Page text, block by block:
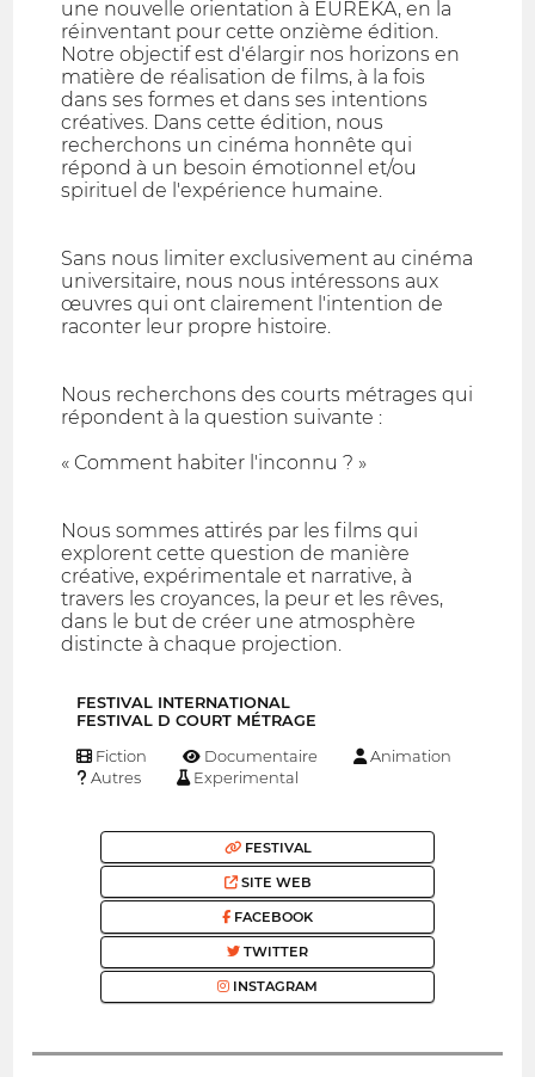
une nouvelle orientation à EUREKA, en la
réinventant pour cette onzième édition.
Notre objectif est d'élargir nos horizons en
matière de réalisation de films, à la fois
dans ses formes et dans ses intentions
créatives. Dans cette édition, nous
recherchons un cinéma honnête qui
répond à un besoin émotionnel et/ou
spirituel de l'expérience humaine.
Sans nous limiter exclusivement au cinéma
universitaire, nous nous intéressons aux
œuvres qui ont clairement l'intention de
raconter leur propre histoire.
Nous recherchons des courts métrages qui
répondent à la question suivante :
« Comment habiter l'inconnu ? »
Nous sommes attirés par les films qui
explorent cette question de manière
créative, expérimentale et narrative, à
travers les croyances, la peur et les rêves,
dans le but de créer une atmosphère
distincte à chaque projection.
FESTIVAL INTERNATIONAL
FESTIVAL D COURT MÉTRAGE
Fiction Documentaire
Animation
Autres
Experimental
FESTIVAL
SITE WEB
FACEBOOK
TWITTER
INSTAGRAM